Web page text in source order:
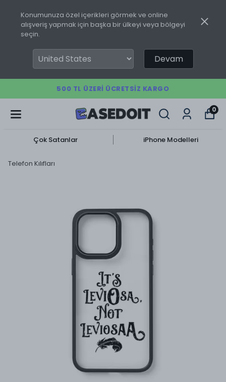
Konumunuza özel içerikleri görmek ve online
alışveriş yapmak için başka bir ülkeyi veya bölgeyi
seçin.
Devam
500 TL ÜZERI ÜCRETSIZ KARGO
0
Çok Satanlar iPhone Modelleri
Telefon Kılıfları